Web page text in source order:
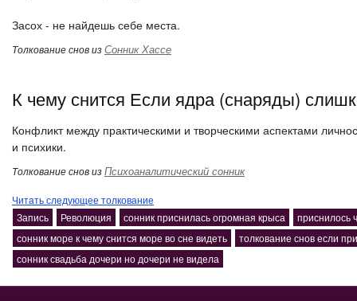
Засох - не найдешь себе места.
Толкование снов изСонник Хассе
К чему снится Если ядра (снаряды)
Конфликт между практическими и творческими аспектами
и психики.
Толкование снов изПсихоаналитический сонник
Читать следующее толкование
Запись
Революция сонник приснилась огромная крыса
приснилось
сонник море к чему снится море во сне видеть
толкование снов если
сонник свадьба дочери но дочери не видела